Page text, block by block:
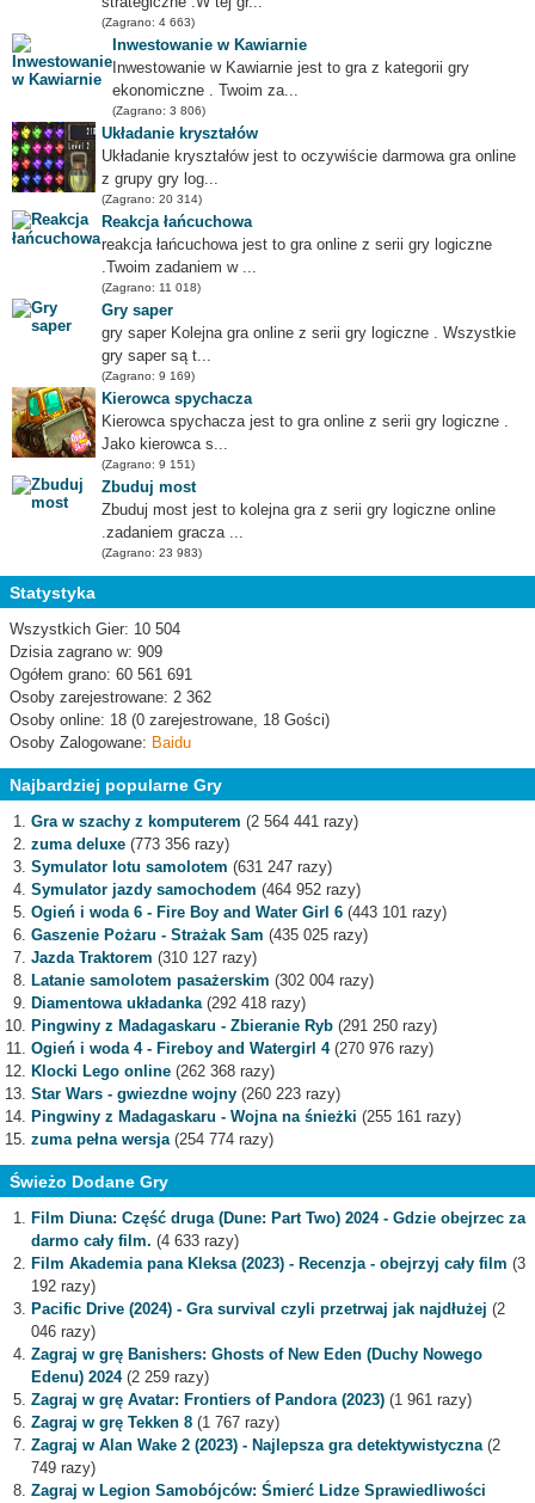
(Zagrano: 4 663)
Inwestowanie w Kawiarnie
Inwestowanie w Kawiarnie jest to gra z kategorii gry
ekonomiczne . Twoim za...
(Zagrano: 3 806)
Układanie kryształów
Układanie kryształów jest to oczywiście darmowa gra online
z grupy gry log...
(Zagrano: 20 314)
Reakcja łańcuchowa
reakcja łańcuchowa jest to gra online z serii gry logiczne
.Twoim zadaniem w ...
(Zagrano: 11 018)
Gry saper
gry saper Kolejna gra online z serii gry logiczne . Wszystkie
gry saper są t...
(Zagrano: 9 169)
Kierowca spychacza
Kierowca spychacza jest to gra online z serii gry logiczne .
Jako kierowca s...
(Zagrano: 9 151)
Zbuduj most
Zbuduj most jest to kolejna gra z serii gry logiczne online
.zadaniem gracza ...
(Zagrano: 23 983)
Statystyka
Wszystkich Gier: 10 504
Dzisia zagrano w: 909
Ogółem grano: 60 561 691
Osoby zarejestrowane: 2 362
Osoby online: 18 (0 zarejestrowane, 18 Gości)
Osoby Zalogowane: Baidu
Najbardziej popularne Gry
Gra w szachy z komputerem (2 564 441 razy)
zuma deluxe (773 356 razy)
Symulator lotu samolotem (631 247 razy)
Symulator jazdy samochodem (464 952 razy)
Ogień i woda 6 - Fire Boy and Water Girl 6 (443 101 razy)
Gaszenie Pożaru - Strażak Sam (435 025 razy)
Jazda Traktorem (310 127 razy)
Latanie samolotem pasażerskim (302 004 razy)
Diamentowa układanka(292 418 razy)
Pingwiny z Madagaskaru - Zbieranie Ryb (291 250 razy)
Ogień i woda 4 - Fireboy and Watergirl 4(270 976 razy)
Klocki Lego online (262 368 razy)
Star Wars - gwiezdne wojny (260 223 razy)
Pingwiny z Madagaskaru - Wojna na śnieżki (255 161 razy)
zuma pełna wersja(254 774 razy)
Świeżo Dodane Gry
Film Diuna: Część druga (Dune: Part Two) 2024 - Gdzie obejrzec za
darmo cały film. (4 633 razy)
Film Akademia pana Kleksa (2023) - Recenzja - obejrzyj cały film (3
192 razy)
Pacific Drive (2024) - Gra survival czyli przetrwaj jak najdłużej (2
046 razy)
Zagraj w grę Banishers: Ghosts of New Eden (Duchy Nowego
Edenu) 2024(2 259 razy)
Zagraj w grę Avatar: Frontiers of Pandora (2023) (1 961 razy)
Zagraj w grę Tekken 8 (1 767 razy)
Zagraj w Alan Wake 2 (2023) - Najlepsza gra detektywistyczna(2
749 razy)
Zagraj w Legion Samobójców: Śmierć Lidze Sprawiedliwości